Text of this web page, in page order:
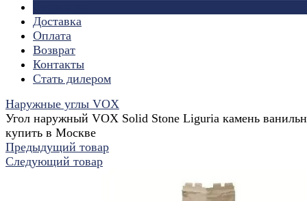
Доставка
Оплата
Возврат
Контакты
Стать дилером
Наружные углы VOX
Угол наружный VOX Solid Stone Liguria камень
купить в Москве
Предыдущий товар
Следующий товар